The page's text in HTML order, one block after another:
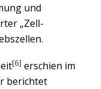
und
„Zell-
[6] erschien im
berichtet